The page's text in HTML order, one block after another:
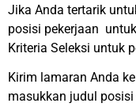
Jika Anda tertarik
posisi pekerjaan
Kriteria Seleksi untuk
Kirim lamaran Anda ke
masukkan judul